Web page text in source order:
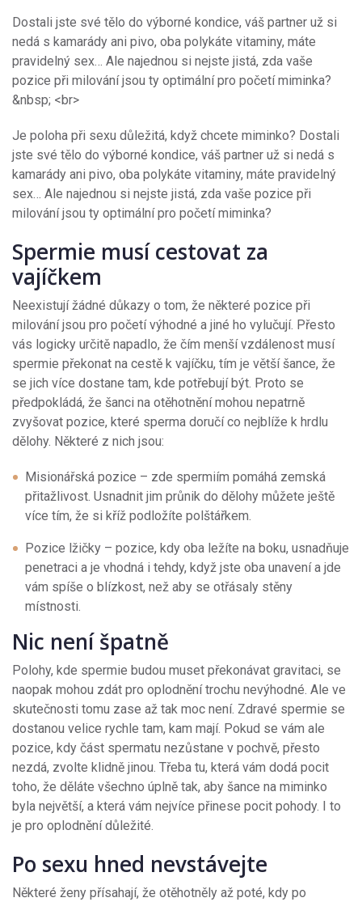
Dostali jste své tělo do výborné kondice, váš partner už si
nedá s kamarády ani pivo, oba polykáte vitaminy, máte
pravidelný sex… Ale najednou si nejste jistá, zda vaše
pozice při milování jsou ty optimální pro početí miminka?
&nbsp; <br>
Je poloha při sexu důležitá, když chcete miminko? Dostali
jste své tělo do výborné kondice, váš partner už si nedá s
kamarády ani pivo, oba polykáte vitaminy, máte pravidelný
sex… Ale najednou si nejste jistá, zda vaše pozice při
milování jsou ty optimální pro početí miminka?
Spermie musí cestovat za
vajíčkem
Neexistují žádné důkazy o tom, že některé pozice při
milování jsou pro početí výhodné a jiné ho vylučují. Přesto
vás logicky určitě napadlo, že čím menší vzdálenost musí
spermie překonat na cestě k vajíčku, tím je větší šance, že
se jich více dostane tam, kde potřebují být. Proto se
předpokládá, že šanci na otěhotnění mohou nepatrně
zvyšovat pozice, které sperma doručí co nejblíže k hrdlu
dělohy. Některé z nich jsou:
Misionářská pozice – zde spermiím pomáhá zemská
přitažlivost. Usnadnit jim průnik do dělohy můžete ještě
více tím, že si kříž podložíte polštářkem.
Pozice lžičky – pozice, kdy oba ležíte na boku, usnadňuje
penetraci a je vhodná i tehdy, když jste oba unavení a jde
vám spíše o blízkost, než aby se otřásaly stěny
místnosti.
Nic není špatně
Polohy, kde spermie budou muset překonávat gravitaci, se
naopak mohou zdát pro oplodnění trochu nevýhodné. Ale ve
skutečnosti tomu zase až tak moc není. Zdravé spermie se
dostanou velice rychle tam, kam mají. Pokud se vám ale
pozice, kdy část spermatu nezůstane v pochvě, přesto
nezdá, zvolte klidně jinou. Třeba tu, která vám dodá pocit
toho, že děláte všechno úplně tak, aby šance na miminko
byla největší, a která vám nejvíce přinese pocit pohody. I to
je pro oplodnění důležité.
Po sexu hned nevstávejte
Některé ženy přísahají, že otěhotněly až poté, kdy po